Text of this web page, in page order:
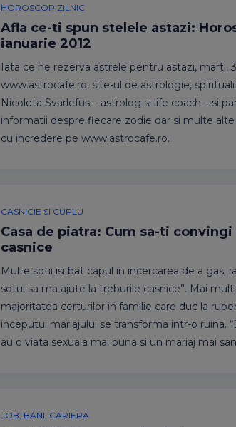
HOROSCOP ZILNIC
Afla ce-ti spun stelele astazi:
ianuarie 2012
Iata ce ne rezerva astrele pentru astazi, marti,
www.astrocafe.ro, site-ul de astrologie,
Nicoleta Svarlefus – astrolog si life coach – si
informatii despre fiecare zodie dar si multe
cu incredere pe www.astrocafe.ro.
CASNICIE SI CUPLU
Casa de piatra: Cum sa-ti
casnice
Multe sotii isi bat capul in incercarea de a gasi
sotul sa ma ajute la treburile casnice”. Mai
majoritatea certurilor in familie care duc la
inceputul mariajului se transforma intr-o ruina.
au o viata sexuala mai buna si un mariaj mai
JOB, BANI, CARIERA